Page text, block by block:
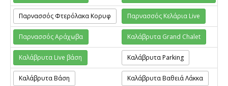
Παρνασσός Φτερόλακα Κορυφ Παρνασσός Κελάρια Live
Παρνασσός Αράχωβα Καλάβρυτα Grand Chalet
Καλάβρυτα Live βάση Καλάβρυτα Parking
Καλάβρυτα Βάση Καλάβρυτα Βαθειά Λάκκα